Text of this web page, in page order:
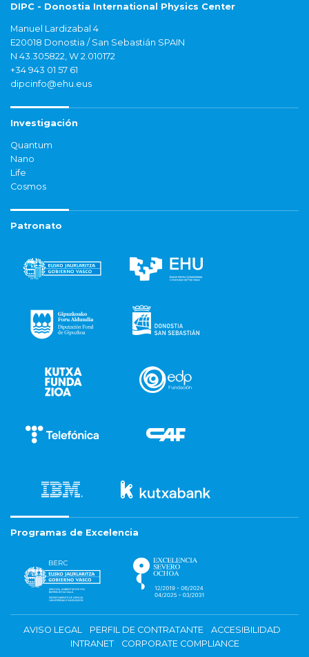
DIPC - Donostia International Physics Center
Manuel Lardizabal 4
E20018 Donostia / San Sebastián SPAIN
N 43.305822, W 2.010172
+34 943 01 57 61
dipcinfo@ehu.eus
Investigación
Quantum
Nano
Life
Cosmos
Patronato
Programas de Excelencia
AVISO LEGAL PERFIL DE CONTRATANTE
ACCESIBILIDAD
INTRANET
CORPORATE COMPLIANCE